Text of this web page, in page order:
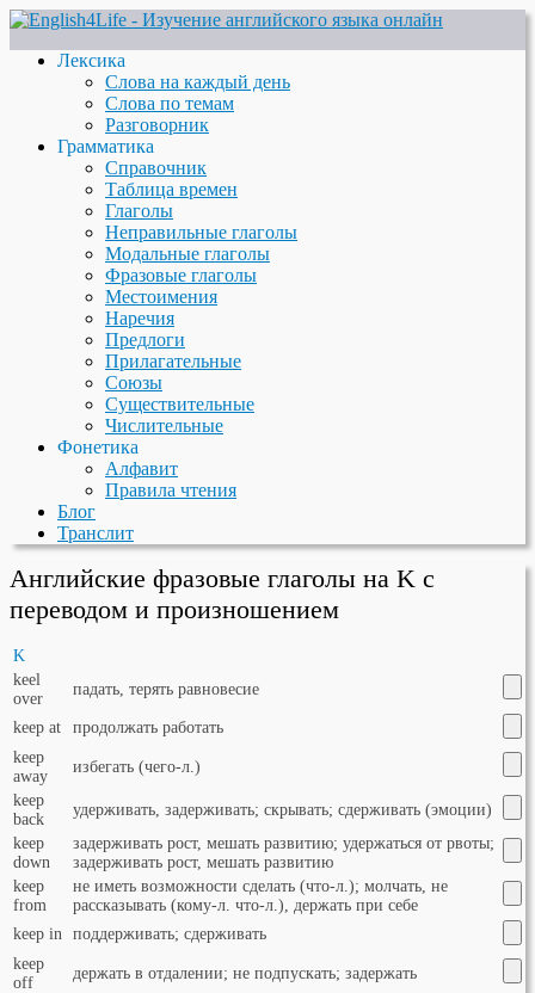
Лексика
Слова на каждый день
Слова по темам
Разговорник
Грамматика
Справочник
Таблица времен
Глаголы
Неправильные глаголы
Модальные глаголы
Фразовые глаголы
Местоимения
Наречия
Предлоги
Прилагательные
Союзы
Существительные
Числительные
Фонетика
Алфавит
Правила чтения
Блог
Транслит
Английские фразовые глаголы на K с
переводом и произношением
K
keel
over
падать, терять равновесие
keep at
продолжать работать
keep
away
избегать (чего-л.)
keep
back
удерживать, задерживать; скрывать; сдерживать (эмоции)
keep
down
задерживать рост, мешать развитию; удержаться от рвоты;
задерживать рост, мешать развитию
keep
from
не иметь возможности сделать (что-л.); молчать, не
рассказывать (кому-л. что-л.), держать при себе
keep in
поддерживать; сдерживать
keep
off
держать в отдалении; не подпускать; задержать